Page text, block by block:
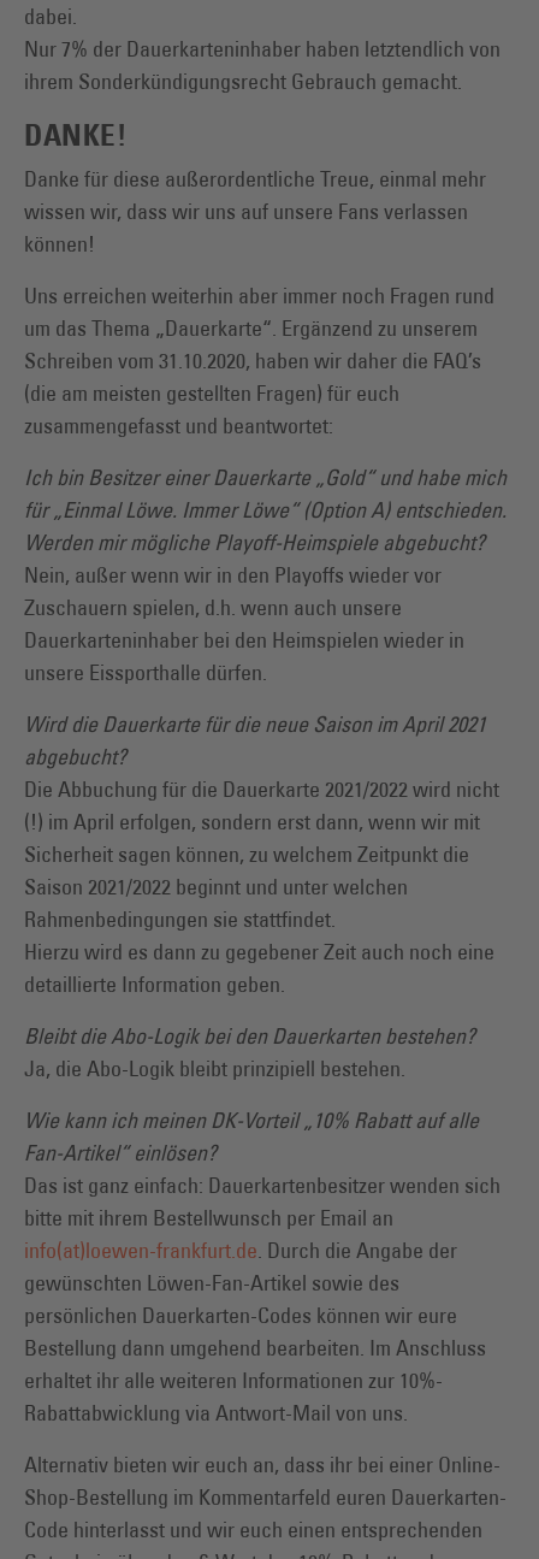
dabei.
Nur 7% der Dauerkarteninhaber haben letztendlich von
ihrem Sonderkündigungsrecht Gebrauch gemacht.
DANKE!
Danke für diese außerordentliche Treue, einmal mehr
wissen wir, dass wir uns auf unsere Fans verlassen
können!
Uns erreichen weiterhin aber immer noch Fragen rund
um das Thema „Dauerkarte“. Ergänzend zu unserem
Schreiben vom 31.10.2020, haben wir daher die FAQ’s
(die am meisten gestellten Fragen) für euch
zusammengefasst und beantwortet:
Ich bin Besitzer einer Dauerkarte „Gold“ und habe mich
für „Einmal Löwe. Immer Löwe“ (Option A) entschieden.
Werden mir mögliche Playoff-Heimspiele abgebucht?
Nein, außer wenn wir in den Playoffs wieder vor
Zuschauern spielen, d.h. wenn auch unsere
Dauerkarteninhaber bei den Heimspielen wieder in
unsere Eissporthalle dürfen.
Wird die Dauerkarte für die neue Saison im April 2021
abgebucht?
Die Abbuchung für die Dauerkarte 2021/2022 wird nicht
(!) im April erfolgen, sondern erst dann, wenn wir mit
Sicherheit sagen können, zu welchem Zeitpunkt die
Saison 2021/2022 beginnt und unter welchen
Rahmenbedingungen sie stattfindet.
Hierzu wird es dann zu gegebener Zeit auch noch eine
detaillierte Information geben.
Bleibt die Abo-Logik bei den Dauerkarten bestehen?
Ja, die Abo-Logik bleibt prinzipiell bestehen.
Wie kann ich meinen DK-Vorteil „10% Rabatt auf alle
Fan-Artikel“ einlösen?
Das ist ganz einfach: Dauerkartenbesitzer wenden sich
bitte mit ihrem Bestellwunsch per Email an
info(at)loewen-frankfurt.de. Durch die Angabe der
gewünschten Löwen-Fan-Artikel sowie des
persönlichen Dauerkarten-Codes können wir eure
Bestellung dann umgehend bearbeiten. Im Anschluss
erhaltet ihr alle weiteren Informationen zur 10%-
Rabattabwicklung via Antwort-Mail von uns.
Alternativ bieten wir euch an, dass ihr bei einer Online-
Shop-Bestellung im Kommentarfeld euren Dauerkarten-
Code hinterlasst und wir euch einen entsprechenden